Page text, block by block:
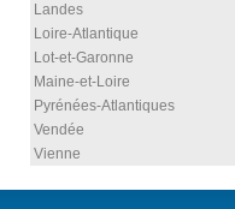
Landes
Loire-Atlantique
Lot-et-Garonne
Maine-et-Loire
Pyrénées-Atlantiques
Vendée
Vienne